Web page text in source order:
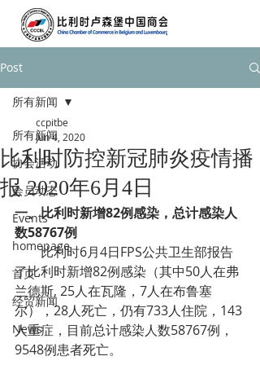
Post
所有新闻
协会活动
会员动态
Events
homepage
首页
经贸新闻
News
所有新闻
比利时防控新冠肺炎疫情播
报 2020年6月4日
ccpitbe
Jun 4, 2020
一、比利时新增82例感染，总计感染人
数58767例
        比利时6月4日FPS公共卫生部报告
了比利时新增82例感染（其中50人在弗
兰德斯, 25人在瓦隆，7人在布鲁塞
尔），28人死亡，仍有733人住院，143
人重症，目前总计感染人数58767例，
9548例患者死亡。